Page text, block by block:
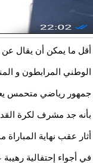
أقل ما يمكن أن يقال عن
الوطني المرابطون و
جمهور رياضي متحمس
بأنه جد مشرف لكرة القدم
أثار عقب نهاية
في أجواء إحتفالية